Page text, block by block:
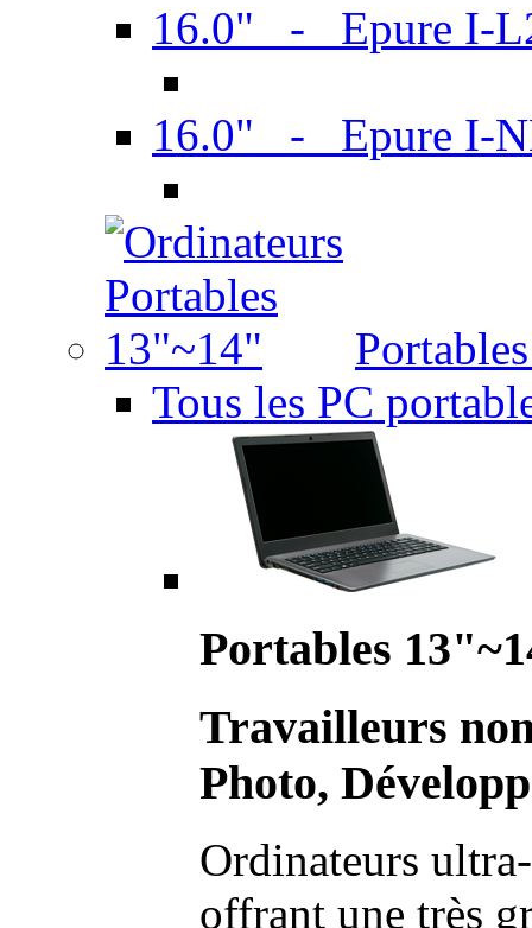
16.0" - Epure I-
16.0" - Epure I-
Tous les PC
Portables
Travailleurs
Photo,
Ordinateurs
offrant une très